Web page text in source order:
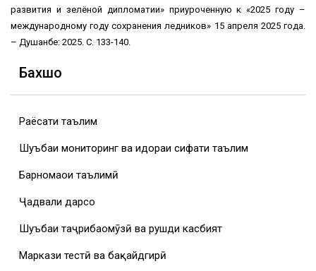
развития и зелёной дипломатии» приуроченную к «2025 году –
международному году сохранения ледников» 15 апреля 2025 года.
– Душанбе: 2025. С. 133-140.
Бахшҳо
Раёсати таълим
Шуъбаи мониторинг ва идораи сифати таълим
Барномаҳои таълимӣ
Ҷадвали дарсҳо
Шуъбаи таҷрибаомӯзӣ ва рушди касбият
Маркази тестӣ ва бақайдгирӣ